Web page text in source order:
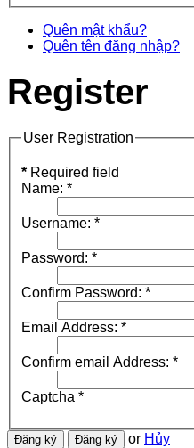
Quên mật khẩu?
Quên tên đăng nhập?
Register
User Registration
* Required field
Name: *
Username: *
Password: *
Confirm Password: *
Email Address: *
Confirm email Address: *
Captcha *
or Hủy